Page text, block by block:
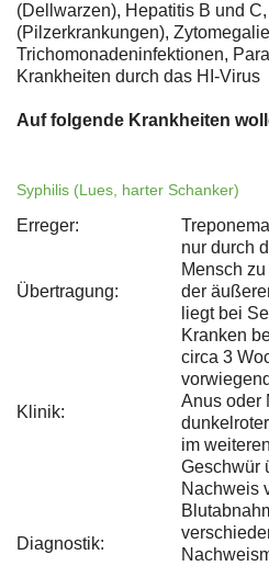
(Dellwarzen), Hepatitis B und
(Pilzerkrankungen),
Trichomonadeninfektionen,
Krankheiten durch das HI-Virus
Auf folgende Krankheiten
Syphilis (Lues, harter Schanker)
Erreger:
Übertragung:
nur durch
Mensch
der
liegt bei
Kranken
Klinik:
circa 3
Anus oder
im
Geschwür
Diagnostik:
Nachweis